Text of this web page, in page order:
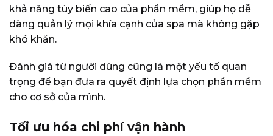
khả năng tùy biến cao của phần mềm, giúp họ dễ
dàng quản lý mọi khía cạnh của spa mà không gặp
khó khăn.
Đánh giá từ người dùng cũng là một yếu tố quan
trọng để bạn đưa ra quyết định lựa chọn phần mềm
cho cơ sở của mình.
Tối ưu hóa chi phí vận hành